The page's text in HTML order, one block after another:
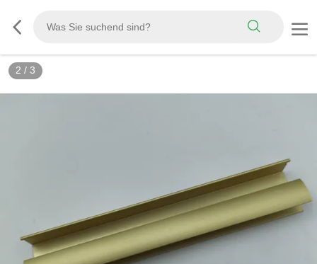
2 / 3